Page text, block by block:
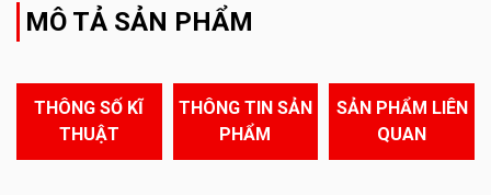
MÔ TẢ SẢN PHẨM
THÔNG SỐ KĨ
THUẬT
THÔNG TIN SẢN
PHẨM
SẢN PHẨM LIÊN
QUAN